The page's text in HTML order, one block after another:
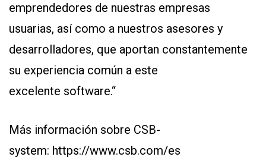
emprendedores de nuestras empresas
usuarias, así como a nuestros asesores y
desarrolladores, que aportan constantemente
su experiencia común a este
excelente software.“
Más información sobre CSB-
system: https://www.csb.com/es